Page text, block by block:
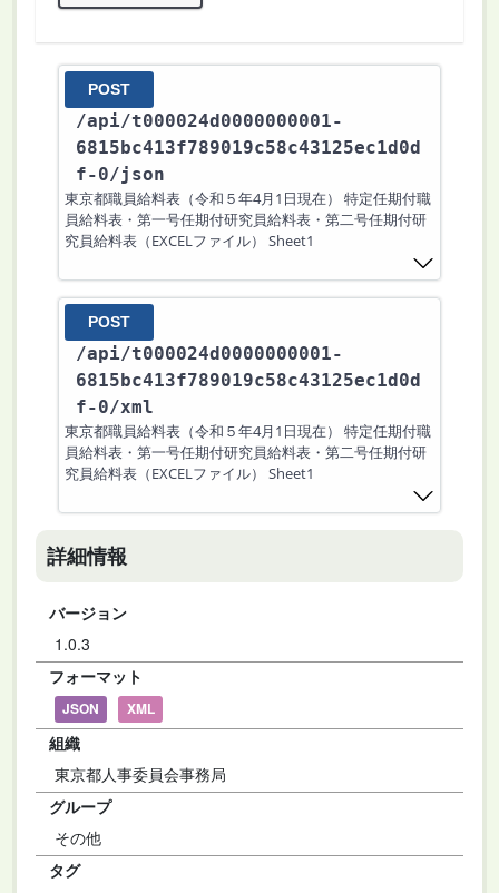
POST
/api/t000024d0000000001-
6815bc413f789019c58c43125ec1d0d
f-0/json
東京都職員給料表（令和５年4月1日現在） 特定任期付職
員給料表・第一号任期付研究員給料表・第二号任期付研
究員給料表（EXCELファイル） Sheet1
POST
/api/t000024d0000000001-
6815bc413f789019c58c43125ec1d0d
f-0/xml
東京都職員給料表（令和５年4月1日現在） 特定任期付職
員給料表・第一号任期付研究員給料表・第二号任期付研
究員給料表（EXCELファイル） Sheet1
詳細情報
バージョン
1.0.3
フォーマット
JSON XML
組織
東京都人事委員会事務局
グループ
その他
タグ